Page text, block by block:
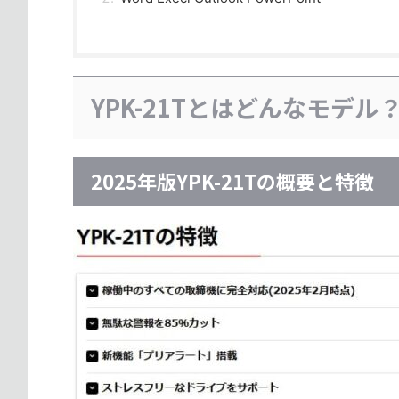
YPK-21Tとはどんなモデル
2025年版YPK-21Tの概要と特徴